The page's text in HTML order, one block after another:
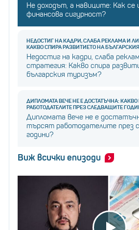
Не доходът, а навиците: Как се
финансова сигурност?
НЕДОСТИГ НА КАДРИ, СЛАБА РЕКЛАМА И
КАКВО СПИРА РАЗВИТИЕТО НА
Недостиг на кадри, слаба
стратегия: Какво спира
българския туризъм?
ДИПЛОМАТА ВЕЧЕ НЕ Е ДОСТАТЪЧНА:
РАБОТОДАТЕЛИТЕ ПРЕЗ СЛЕДВАЩИТЕ
Дипломата вече не е
търсят работодателите през
години?
Виж всички епизоди